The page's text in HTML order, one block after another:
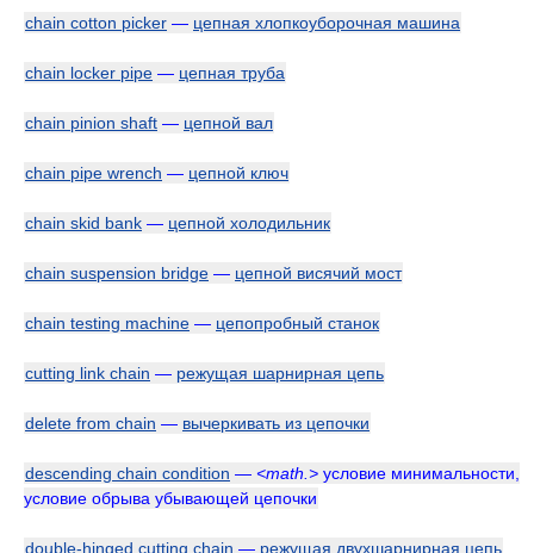
chain cotton picker — цепная хлопкоуборочная машина
chain locker pipe — цепная труба
chain pinion shaft — цепной вал
chain pipe wrench — цепной ключ
chain skid bank — цепной холодильник
chain suspension bridge — цепной висячий мост
chain testing machine — цепопробный станок
cutting link chain — режущая шарнирная цепь
delete from chain — вычеркивать из цепочки
descending chain condition — <math.> условие минимальности,
условие обрыва убывающей цепочки
double-hinged cutting chain — режущая двухшарнирная цепь